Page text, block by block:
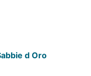
d Oro